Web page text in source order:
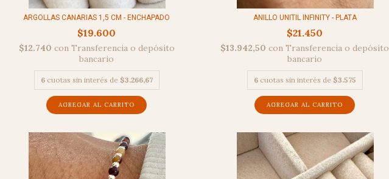
ARGOLLAS CANARIAS 1,5 CM - ENCHAPADO
$19.600
$12.740 con Transferencia o depósito
bancario
6 cuotas sin interés de $3.266,67
ANILLO UNITIL INFINITY - PLATA
$21.450
$13.942,50con Transferencia o depósito
bancario
6 cuotas sin interés de $3.575
AGREGAR AL CARRITO